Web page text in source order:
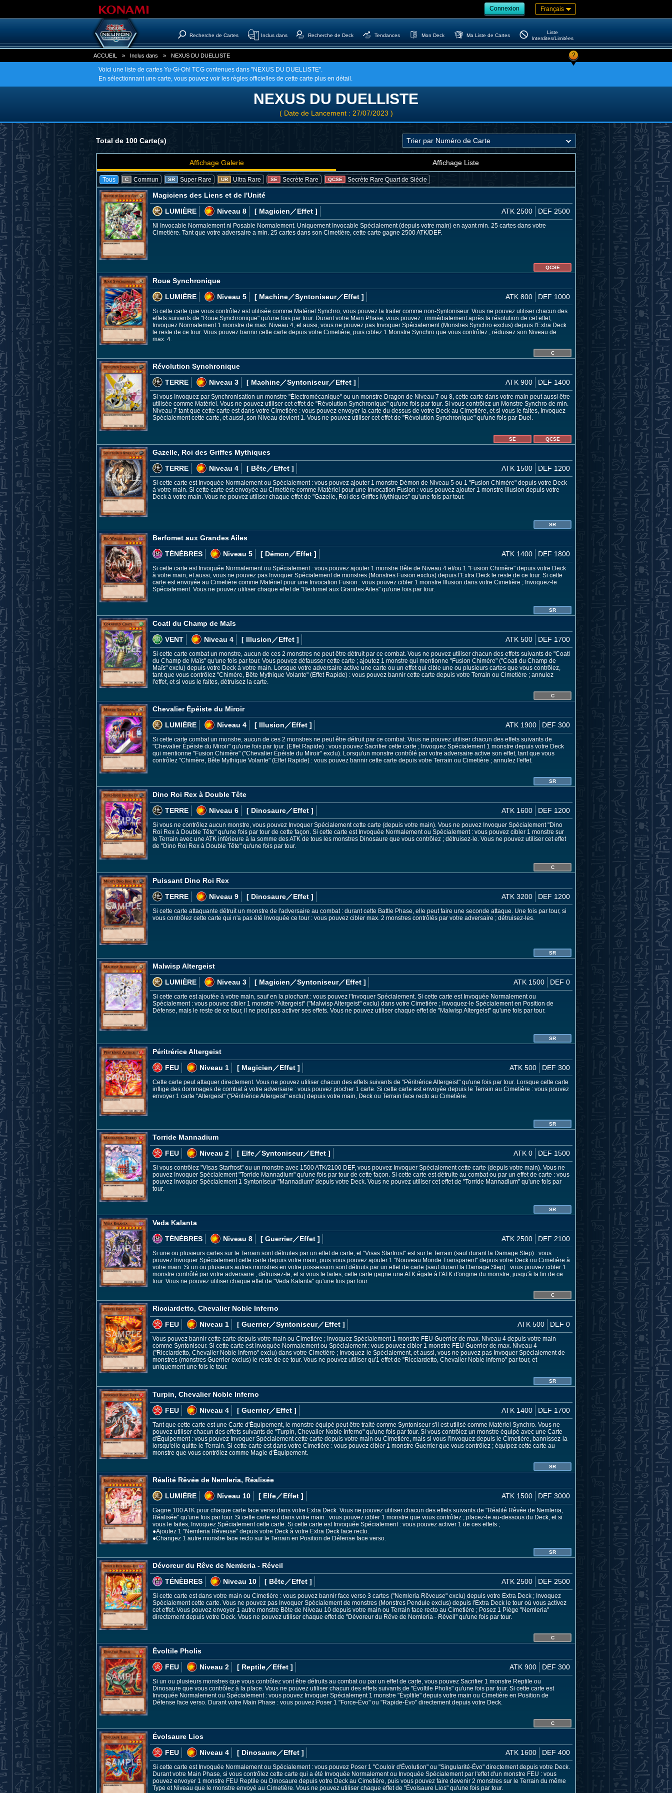
Connexion Français
Recherche de Cartes Inclus dans Recherche de Deck Tendances Mon Deck Ma Liste de Cartes
Liste
Interdites/Limitées
ACCUEIL » Inclus dans » NEXUS DU DUELLISTE ?
Voici une liste de cartes Yu-Gi-Oh! TCG contenues dans "NEXUS DU DUELLISTE".
En sélectionnant une carte, vous pouvez voir les règles officielles de cette carte plus en détail.
NEXUS DU DUELLISTE
( Date de Lancement : 27/07/2023 )
Total de 100 Carte(s)
Affichage Galerie Affichage Liste
Tous C Commun SR Super Rare UR Ultra Rare SE Secrète Rare QCSE Secrète Rare Quart de Siècle
Magiciens des Liens et de l'Unité
LUMIÈRE
Niveau 8 [ Magicien ／Effet ] ATK 2500 DEF 2500
Ni Invocable Normalement ni Posable Normalement. Uniquement Invocable Spécialement (depuis votre main) en ayant min. 25 cartes dans votre
Cimetière. Tant que votre adversaire a min. 25 cartes dans son Cimetière, cette carte gagne 2500 ATK/DEF.
QCSE
Roue Synchronique
LUMIÈRE
Niveau 5 [ Machine／Syntoniseur／Effet ] ATK 800 DEF 1000
Si cette carte que vous contrôlez est utilisée comme Matériel Synchro, vous pouvez la traiter comme non-Syntoniseur. Vous ne pouvez utiliser chacun des
effets suivants de "Roue Synchronique" qu'une fois par tour. Durant votre Main Phase, vous pouvez : immédiatement après la résolution de cet effet,
Invoquez Normalement 1 monstre de max. Niveau 4, et aussi, vous ne pouvez pas Invoquer Spécialement (Monstres Synchro exclus) depuis l'Extra Deck
le reste de ce tour. Vous pouvez bannir cette carte depuis votre Cimetière, puis ciblez 1 Monstre Synchro que vous contrôlez ; réduisez son Niveau de
max. 4.
C
Révolution Synchronique
TERRE
Niveau 3 [ Machine／Syntoniseur／Effet ] ATK 900 DEF 1400
Si vous Invoquez par Synchronisation un monstre "Électromécanique" ou un monstre Dragon de Niveau 7 ou 8, cette carte dans votre main peut aussi être
utilisée comme Matériel. Vous ne pouvez utiliser cet effet de "Révolution Synchronique" qu'une fois par tour. Si vous contrôlez un Monstre Synchro de min.
Niveau 7 tant que cette carte est dans votre Cimetière : vous pouvez envoyer la carte du dessus de votre Deck au Cimetière, et si vous le faites, Invoquez
Spécialement cette carte, et aussi, son Niveau devient 1. Vous ne pouvez utiliser cet effet de "Révolution Synchronique" qu'une fois par Duel.
SE QCSE
Gazelle, Roi des Griffes Mythiques
TERRE
Niveau 4 [ Bête／Effet ] ATK 1500 DEF 1200
Si cette carte est Invoquée Normalement ou Spécialement : vous pouvez ajouter 1 monstre Démon de Niveau 5 ou 1 "Fusion Chimère" depuis votre Deck
à votre main. Si cette carte est envoyée au Cimetière comme Matériel pour une Invocation Fusion : vous pouvez ajouter 1 monstre Illusion depuis votre
Deck à votre main. Vous ne pouvez utiliser chaque effet de "Gazelle, Roi des Griffes Mythiques" qu'une fois par tour.
SR
Berfomet aux Grandes Ailes
TÉNÈBRES
Niveau 5 [ Démon ／Effet ] ATK 1400 DEF 1800
Si cette carte est Invoquée Normalement ou Spécialement : vous pouvez ajouter 1 monstre Bête de Niveau 4 et/ou 1 "Fusion Chimère" depuis votre Deck
à votre main, et aussi, vous ne pouvez pas Invoquer Spécialement de monstres (Monstres Fusion exclus) depuis l'Extra Deck le reste de ce tour. Si cette
carte est envoyée au Cimetière comme Matériel pour une Invocation Fusion : vous pouvez cibler 1 monstre Illusion dans votre Cimetière ; Invoquez-le
Spécialement. Vous ne pouvez utiliser chaque effet de "Berfomet aux Grandes Ailes" qu'une fois par tour.
SR
Coatl du Champ de Maïs
VENT
Niveau 4 [ Illusion ／Effet ] ATK 500 DEF 1700
Si cette carte combat un monstre, aucun de ces 2 monstres ne peut être détruit par ce combat. Vous ne pouvez utiliser chacun des effets suivants de "Coatl
du Champ de Maïs" qu'une fois par tour. Vous pouvez défausser cette carte ; ajoutez 1 monstre qui mentionne "Fusion Chimère" ("Coatl du Champ de
Maïs" exclu) depuis votre Deck à votre main. Lorsque votre adversaire active une carte ou un effet qui cible une ou plusieurs cartes que vous contrôlez,
tant que vous contrôlez "Chimère, Bête Mythique Volante" (Effet Rapide) : vous pouvez bannir cette carte depuis votre Terrain ou Cimetière ; annulez
l'effet, et si vous le faites, détruisez la carte.
C
Chevalier Épéiste du Miroir
LUMIÈRE
Niveau 4 [ Illusion ／Effet ] ATK 1900 DEF 300
Si cette carte combat un monstre, aucun de ces 2 monstres ne peut être détruit par ce combat. Vous ne pouvez utiliser chacun des effets suivants de
"Chevalier Épéiste du Miroir" qu'une fois par tour. (Effet Rapide) : vous pouvez Sacrifier cette carte ; Invoquez Spécialement 1 monstre depuis votre Deck
qui mentionne "Fusion Chimère" ("Chevalier Épéiste du Miroir" exclu). Lorsqu'un monstre contrôlé par votre adversaire active son effet, tant que vous
contrôlez "Chimère, Bête Mythique Volante" (Effet Rapide) : vous pouvez bannir cette carte depuis votre Terrain ou Cimetière ; annulez l'effet.
SR
Dino Roi Rex à Double Tête
TERRE
Niveau 6 [ Dinosaure／Effet ] ATK 1600 DEF 1200
Si vous ne contrôlez aucun monstre, vous pouvez Invoquer Spécialement cette carte (depuis votre main). Vous ne pouvez Invoquer Spécialement "Dino
Roi Rex à Double Tête" qu'une fois par tour de cette façon. Si cette carte est Invoquée Normalement ou Spécialement : vous pouvez cibler 1 monstre sur
le Terrain avec une ATK inférieure à la somme des ATK de tous les monstres Dinosaure que vous contrôlez ; détruisez-le. Vous ne pouvez utiliser cet effet
de "Dino Roi Rex à Double Tête" qu'une fois par tour.
C
Puissant Dino Roi Rex
TERRE
Niveau 9 [ Dinosaure／Effet ] ATK 3200 DEF 1200
Si cette carte attaquante détruit un monstre de l'adversaire au combat : durant cette Battle Phase, elle peut faire une seconde attaque. Une fois par tour, si
vous contrôlez cette carte qui n'a pas été Invoquée ce tour : vous pouvez cibler max. 2 monstres contrôlés par votre adversaire ; détruisez-les.
SR
Malwisp Altergeist
LUMIÈRE
Niveau 3 [ Magicien ／Syntoniseur／Effet ] ATK 1500 DEF 0
Si cette carte est ajoutée à votre main, sauf en la piochant : vous pouvez l'Invoquer Spécialement. Si cette carte est Invoquée Normalement ou
Spécialement : vous pouvez cibler 1 monstre "Altergeist" ("Malwisp Altergeist" exclu) dans votre Cimetière ; Invoquez-le Spécialement en Position de
Défense, mais le reste de ce tour, il ne peut pas activer ses effets. Vous ne pouvez utiliser chaque effet de "Malwisp Altergeist" qu'une fois par tour.
SR
Péritrérice Altergeist
FEU
Niveau 1 [ Magicien ／Effet ] ATK 500 DEF 300
Cette carte peut attaquer directement. Vous ne pouvez utiliser chacun des effets suivants de "Péritrérice Altergeist" qu'une fois par tour. Lorsque cette carte
inflige des dommages de combat à votre adversaire : vous pouvez piocher 1 carte. Si cette carte est envoyée depuis le Terrain au Cimetière : vous pouvez
envoyer 1 carte "Altergeist" ("Péritrérice Altergeist" exclu) depuis votre main, Deck ou Terrain face recto au Cimetière.
SR
Torride Mannadium
FEU
Niveau 2 [ Elfe／Syntoniseur／Effet ] ATK 0 DEF 1500
Si vous contrôlez "Visas Starfrost" ou un monstre avec 1500 ATK/2100 DEF, vous pouvez Invoquer Spécialement cette carte (depuis votre main). Vous ne
pouvez Invoquer Spécialement "Torride Mannadium" qu'une fois par tour de cette façon. Si cette carte est détruite au combat ou par un effet de carte : vous
pouvez Invoquer Spécialement 1 Syntoniseur "Mannadium" depuis votre Deck. Vous ne pouvez utiliser cet effet de "Torride Mannadium" qu'une fois par
tour.
SR
Veda Kalanta
TÉNÈBRES
Niveau 8 [ Guerrier／Effet ] ATK 2500 DEF 2100
Si une ou plusieurs cartes sur le Terrain sont détruites par un effet de carte, et "Visas Starfrost" est sur le Terrain (sauf durant la Damage Step) : vous
pouvez Invoquer Spécialement cette carte depuis votre main, puis vous pouvez ajouter 1 "Nouveau Monde Transparent" depuis votre Deck ou Cimetière à
votre main. Si un ou plusieurs autres monstres en votre possession sont détruits par un effet de carte (sauf durant la Damage Step) : vous pouvez cibler 1
monstre contrôlé par votre adversaire ; détruisez-le, et si vous le faites, cette carte gagne une ATK égale à l'ATK d'origine du monstre, jusqu'à la fin de ce
tour. Vous ne pouvez utiliser chaque effet de "Veda Kalanta" qu'une fois par tour.
C
Ricciardetto, Chevalier Noble Inferno
FEU
Niveau 1 [ Guerrier／Syntoniseur／Effet ] ATK 500 DEF 0
Vous pouvez bannir cette carte depuis votre main ou Cimetière ; Invoquez Spécialement 1 monstre FEU Guerrier de max. Niveau 4 depuis votre main
comme Syntoniseur. Si cette carte est Invoquée Normalement ou Spécialement : vous pouvez cibler 1 monstre FEU Guerrier de max. Niveau 4
("Ricciardetto, Chevalier Noble Inferno" exclu) dans votre Cimetière ; Invoquez-le Spécialement, et aussi, vous ne pouvez pas Invoquer Spécialement de
monstres (monstres Guerrier exclus) le reste de ce tour. Vous ne pouvez utiliser qu'1 effet de "Ricciardetto, Chevalier Noble Inferno" par tour, et
uniquement une fois le tour.
SR
Turpin, Chevalier Noble Inferno
FEU
Niveau 4 [ Guerrier／Effet ] ATK 1400 DEF 1700
Tant que cette carte est une Carte d'Équipement, le monstre équipé peut être traité comme Syntoniseur s'il est utilisé comme Matériel Synchro. Vous ne
pouvez utiliser chacun des effets suivants de "Turpin, Chevalier Noble Inferno" qu'une fois par tour. Si vous contrôlez un monstre équipé avec une Carte
d'Équipement : vous pouvez Invoquer Spécialement cette carte depuis votre main ou Cimetière, mais si vous l'Invoquez depuis le Cimetière, bannissez-la
lorsqu'elle quitte le Terrain. Si cette carte est dans votre Cimetière : vous pouvez cibler 1 monstre Guerrier que vous contrôlez ; équipez cette carte au
monstre que vous contrôlez comme Magie d'Équipement.
SR
Réalité Rêvée de Nemleria, Réalisée
LUMIÈRE
Niveau 10 [ Elfe／Effet ] ATK 1500 DEF 3000
Gagne 100 ATK pour chaque carte face verso dans votre Extra Deck. Vous ne pouvez utiliser chacun des effets suivants de "Réalité Rêvée de Nemleria,
Réalisée" qu'une fois par tour. Si cette carte est dans votre main : vous pouvez cibler 1 monstre que vous contrôlez ; placez-le au-dessous du Deck, et si
vous le faites, Invoquez Spécialement cette carte. Si cette carte est Invoquée Spécialement : vous pouvez activer 1 de ces effets ;
●Ajoutez 1 "Nemleria Rêveuse" depuis votre Deck à votre Extra Deck face recto.
●Changez 1 autre monstre face recto sur le Terrain en Position de Défense face verso.
SR
Dévoreur du Rêve de Nemleria - Réveil
TÉNÈBRES
Niveau 10 [ Bête／Effet ] ATK 2500 DEF 2500
Si cette carte est dans votre main ou Cimetière : vous pouvez bannir face verso 3 cartes ("Nemleria Rêveuse" exclu) depuis votre Extra Deck ; Invoquez
Spécialement cette carte. Vous ne pouvez pas Invoquer Spécialement de monstres (Monstres Pendule exclus) depuis l'Extra Deck le tour où vous activez
cet effet. Vous pouvez envoyer 1 autre monstre Bête de Niveau 10 depuis votre main ou Terrain face recto au Cimetière ; Posez 1 Piège "Nemleria"
directement depuis votre Deck. Vous ne pouvez utiliser chaque effet de "Dévoreur du Rêve de Nemleria - Réveil" qu'une fois par tour.
C
Évoltile Pholis
FEU
Niveau 2 [ Reptile／Effet ] ATK 900 DEF 300
Si un ou plusieurs monstres que vous contrôlez vont être détruits au combat ou par un effet de carte, vous pouvez Sacrifier 1 monstre Reptile ou
Dinosaure que vous contrôlez à la place. Vous ne pouvez utiliser chacun des effets suivants de "Évoltile Pholis" qu'une fois par tour. Si cette carte est
Invoquée Normalement ou Spécialement : vous pouvez Invoquer Spécialement 1 monstre "Évoltile" depuis votre main ou Cimetière en Position de
Défense face verso. Durant votre Main Phase : vous pouvez Poser 1 "Force-Évo" ou "Rapide-Évo" directement depuis votre Deck.
C
Évolsaure Lios
FEU
Niveau 4 [ Dinosaure／Effet ] ATK 1600 DEF 400
Si cette carte est Invoquée Normalement ou Spécialement : vous pouvez Poser 1 "Couloir d'Évolution" ou "Singularité-Évo" directement depuis votre Deck.
Durant votre Main Phase, si vous contrôlez cette carte qui a été Invoquée Normalement ou Invoquée Spécialement par l'effet d'un monstre FEU : vous
pouvez envoyer 1 monstre FEU Reptile ou Dinosaure depuis votre Deck au Cimetière, puis vous pouvez faire devenir 2 monstres sur le Terrain du même
Type et Niveau que le monstre envoyé au Cimetière. Vous ne pouvez utiliser chaque effet de "Évolsaure Lios" qu'une fois par tour.